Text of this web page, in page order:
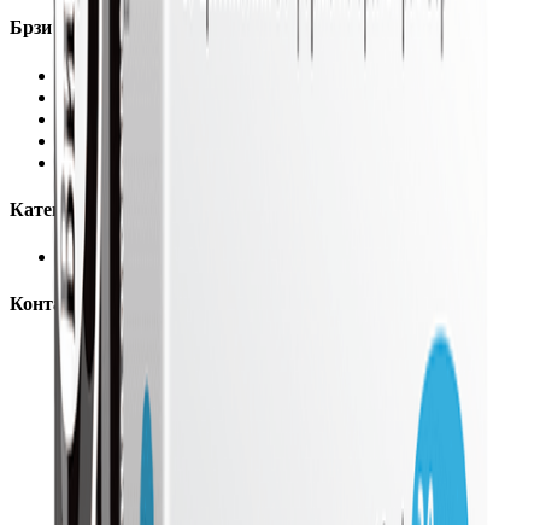
Брзи врски
Сите производи
За нас
Наши локации
Информации за испорака
Промоции
Категории
Сите производи
Контакт